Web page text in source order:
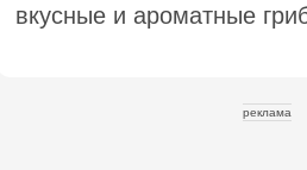
вкусные и ароматные
реклама